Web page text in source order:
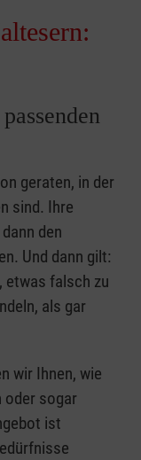
geraten, in der
sind. Ihre
den
Und dann gilt:
etwas falsch zu
als gar
wir Ihnen, wie
oder sogar
ist